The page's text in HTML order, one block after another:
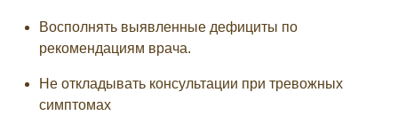
Восполнять выявленные дефициты по
рекомендациям врача.
Не откладывать консультации при тревожных
симптомах